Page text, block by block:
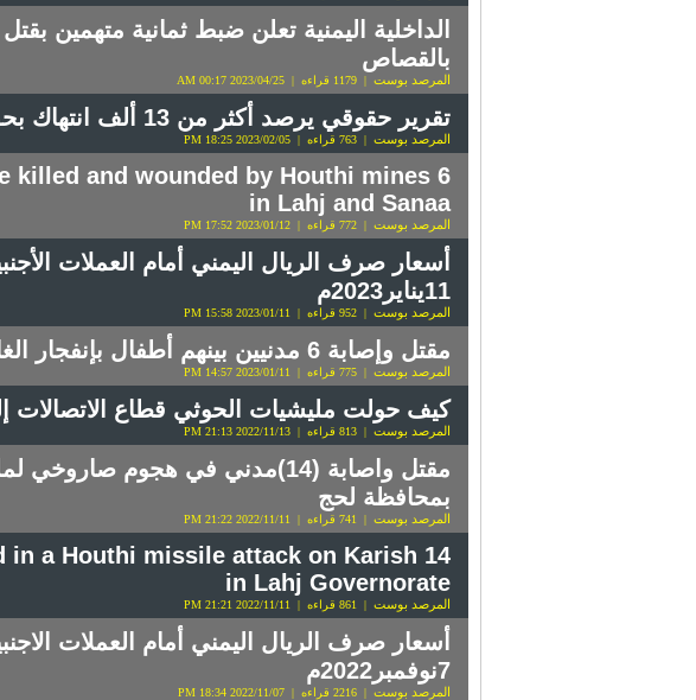
الداخلية اليمنية تعلن ضبط ثمانية متهمين
بالقصاص
المرصد بوست | 1179 قراءه | 2023/04/25 00:17 AM
تقرير حقوقي يرصد أكثر من 13 ألف انتهاك بحق المسافرين في 8 سنوات
المرصد بوست | 763 قراءه | 2023/02/05 18:25 PM
killed and wounded by Houthi mines
in Lahj and Sanaa
المرصد بوست | 772 قراءه | 2023/01/12 17:52 PM
أسعار صرف الريال اليمني أمام العملات
11يناير2023م
المرصد بوست | 952 قراءه | 2023/01/11 15:58 PM
مقتل وإصابة 6 مدنيين بينهم أطفال بإنفجار الغام حوثية في لحج وصنعاء
المرصد بوست | 775 قراءه | 2023/01/11 14:57 PM
كيف حولت مليشيات الحوثي قطاع الاتصالات
المرصد بوست | 813 قراءه | 2022/11/13 21:13 PM
مقتل واصابة (14)مدني في هجوم
بمحافظة لحج
المرصد بوست | 741 قراءه | 2022/11/11 21:22 PM
in a Houthi missile attack on Karish
in Lahj Governorate
المرصد بوست | 861 قراءه | 2022/11/11 21:21 PM
أسعار صرف الريال اليمني أمام العملات
7نوفمبر2022م
المرصد بوست | 2216 قراءه | 2022/11/07 18:34 PM